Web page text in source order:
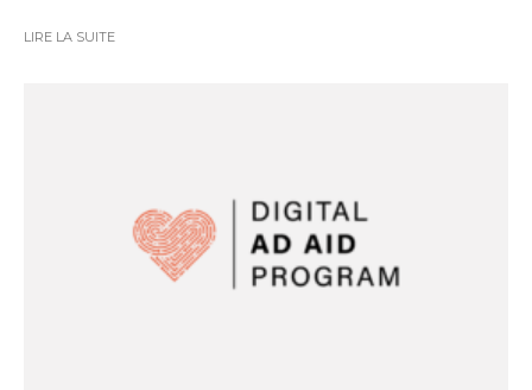
LIRE LA SUITE